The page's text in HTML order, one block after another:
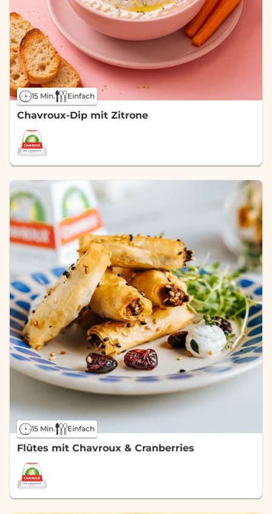
15 Min. Einfach
Chavroux-Dip mit Zitrone
15 Min. Einfach
Flûtes mit Chavroux & Cranberries